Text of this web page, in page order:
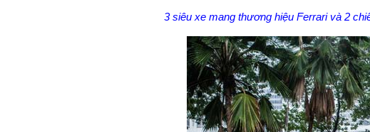
3 siêu xe mang thương hiệu Ferrari và 2